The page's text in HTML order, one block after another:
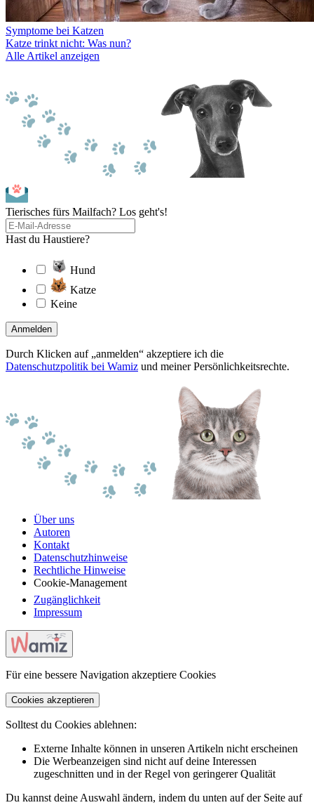
Symptome bei Katzen
Katze trinkt nicht: Was nun?
Alle Artikel anzeigen
Tierisches fürs Mailfach? Los geht's!
Hast du Haustiere?
Hund
Katze
Keine
Anmelden
Durch Klicken auf „anmelden“ akzeptiere ich die
Datenschutzpolitik bei Wamiz und meiner Persönlichkeitsrechte.
Über uns
Autoren
Kontakt
Datenschutzhinweise
Rechtliche Hinweise
Cookie-Management
Zugänglichkeit
Impressum
Für eine bessere Navigation akzeptiere Cookies
Cookies akzeptieren
Solltest du Cookies ablehnen:
Externe Inhalte können in unseren Artikeln nicht erscheinen
Die Werbeanzeigen sind nicht auf deine Interessen
zugeschnitten und in der Regel von geringerer Qualität
Du kannst deine Auswahl ändern, indem du unten auf der Seite auf